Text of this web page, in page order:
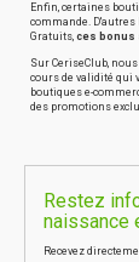
Enfin, certaines
commande.
Gratuits, ces bonus
Sur CeriseClub,
cours de validité qui
boutiques e-
des promotions
Restez
naissance
Recevez